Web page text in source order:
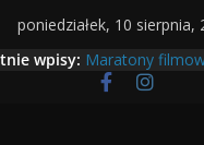
poniedziałek, 10 sierpnia,
wpisy: Maratony
Geneza